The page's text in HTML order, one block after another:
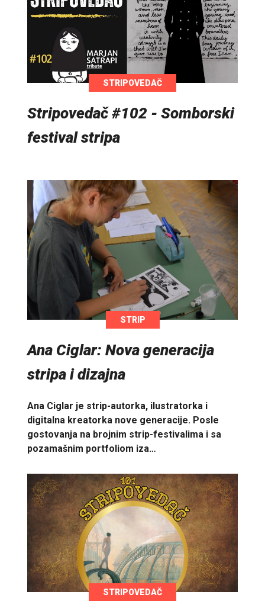
STRIPOVEDAČ
Stripovedač #102 - Somborski
festival stripa
STRIP
Ana Ciglar: Nova generacija
stripa i dizajna
Ana Ciglar je strip-autorka, ilustratorka i
digitalna kreatorka nove generacije. Posle
gostovanja na brojnim strip-festivalima i sa
pozamašnim portfoliom iza…
STRIPOVEDAČ